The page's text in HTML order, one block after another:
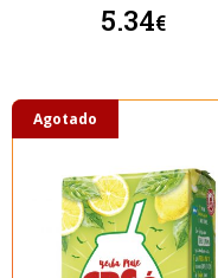
5.34€
Agotado